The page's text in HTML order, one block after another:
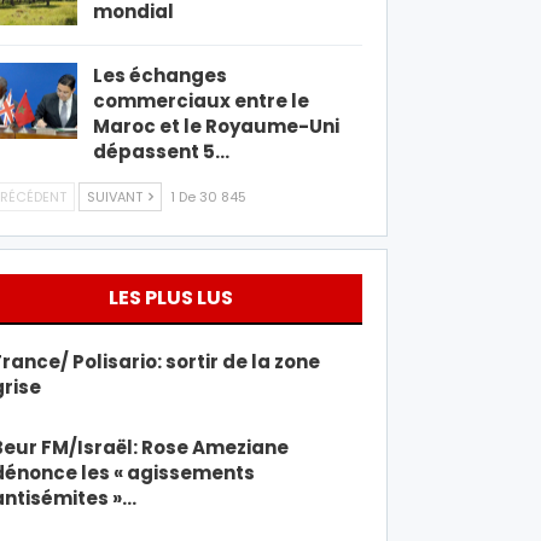
mondial
Les échanges
commerciaux entre le
Maroc et le Royaume-Uni
dépassent 5…
SUIVANT 1 De 30 845
LES PLUS LUS
Polisario: sortir de la zone
FM/Israël: Rose Ameziane
les « agissements
»…